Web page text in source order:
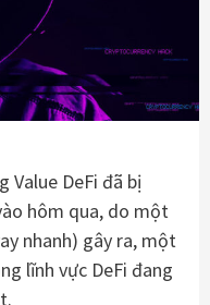
Value DeFi đã bị
hôm qua, do một
nhanh) gây ra, một
lĩnh vực DeFi đang